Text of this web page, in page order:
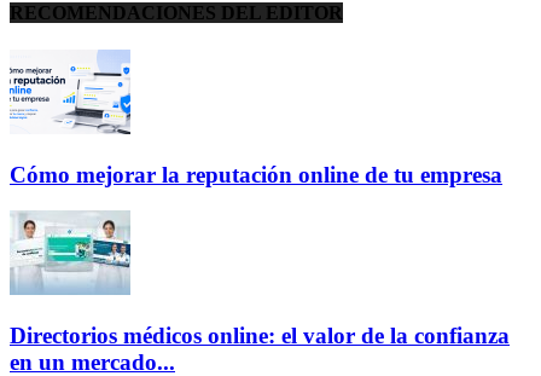
RECOMENDACIONES DEL EDITOR
Cómo mejorar la reputación online de tu empresa
Directorios médicos online: el valor de la confianza
en un mercado...